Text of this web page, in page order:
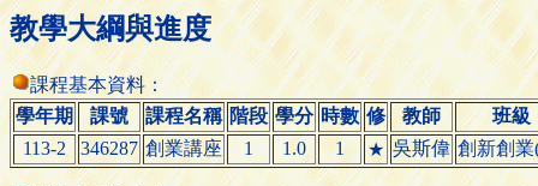
教學大綱與進度
課程基本資料：
學年期
課號 課程名稱 階段 學分 時數 修 教師
班級
113-2
346287 創業講座 1 1.0 1 ★ 吳斯偉 創新創業